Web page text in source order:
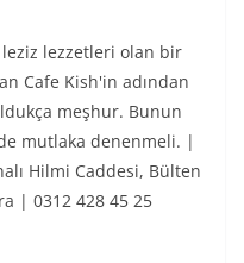
leziz lezzetleri olan bir
Cafe Kish'in adından
meşhur. Bunun
mutlaka denenmeli. |
Hilmi Caddesi, Bülten
| 0312 428 45 25